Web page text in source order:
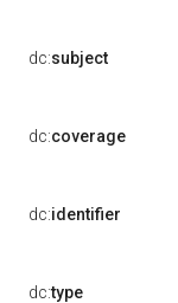
dc:subject
dc:coverage
dc:identifier
dc:type